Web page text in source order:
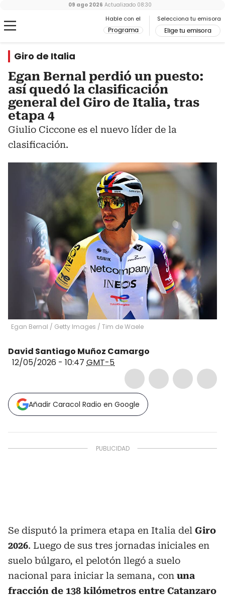
Hable con el
Programa
Selecciona tu emisora
Elige tu emisora
09 ago 2026 Actualizado 08:30
Giro de Italia
Egan Bernal perdió un puesto:
así quedó la clasificación
general del Giro de Italia, tras
etapa 4
Giulio Ciccone es el nuevo líder de la
clasificación.
Egan Bernal / Getty Images / Tim de Waele
David Santiago Muñoz Camargo
12/05/2026 - 10:47 GMT-5
Añadir Caracol Radio en Google
Se disputó la primera etapa en Italia del Giro
2026. Luego de sus tres jornadas iniciales en
suelo búlgaro, el pelotón llegó a suelo
nacional para iniciar la semana, con una
fracción de 138 kilómetros entre Catanzaro